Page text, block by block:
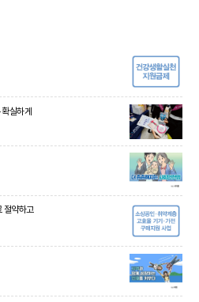
실하게
절약하고